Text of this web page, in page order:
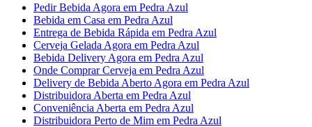
Pedir Bebida Agora em Pedra Azul
Bebida em Casa em Pedra Azul
Entrega de Bebida Rápida em Pedra Azul
Cerveja Gelada Agora em Pedra Azul
Bebida Delivery Agora em Pedra Azul
Onde Comprar Cerveja em Pedra Azul
Delivery de Bebida Aberto Agora em Pedra Azul
Distribuidora Aberta em Pedra Azul
Conveniência Aberta em Pedra Azul
Distribuidora Perto de Mim em Pedra Azul